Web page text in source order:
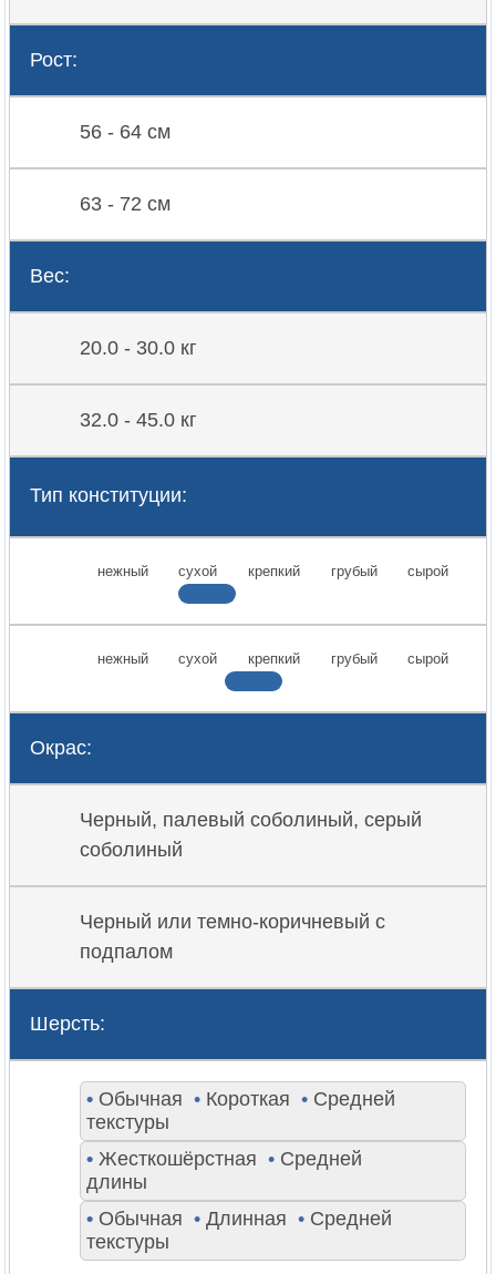
Рост:
56 - 64 см
63 - 72 см
Вес:
20.0 - 30.0 кг
32.0 - 45.0 кг
Тип конституции:
нежный сухой крепкий грубый сырой
нежный сухой крепкий грубый сырой
Окрас:
Черный, палевый соболиный, серый
соболиный
Черный или темно-коричневый с
подпалом
Шерсть:
• Обычная • Короткая • Средней
текстуры
• Жесткошёрстная • Средней
длины
• Обычная • Длинная • Средней
текстуры